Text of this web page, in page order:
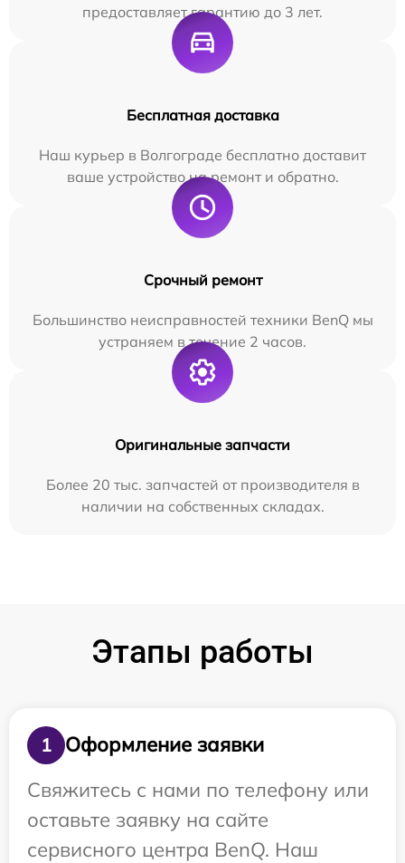
предоставляет гарантию до 3 лет.
Бесплатная доставка
Наш курьер в Волгограде бесплатно доставит
ваше устройство на ремонт и обратно.
Срочный ремонт
Большинство неисправностей техники BenQ мы
устраняем в течение 2 часов.
Оригинальные запчасти
Более 20 тыс. запчастей от производителя в
наличии на собственных складах.
Этапы работы
1
Оформление заявки
Свяжитесь с нами по телефону или
оставьте заявку на сайте
сервисного центра BenQ. Наш